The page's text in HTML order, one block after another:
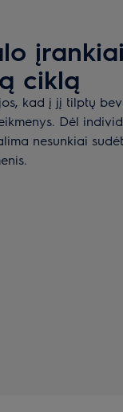
įrankiai
ciklą
kad į jį tilptų
Dėl
nesunkiai